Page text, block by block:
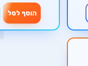
הוסף לסל